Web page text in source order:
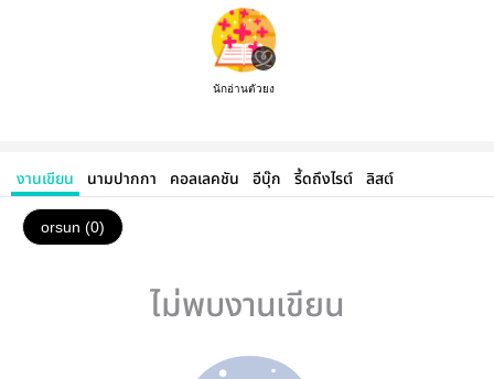
นักอ่านตัวยง
งานเขียน นามปากกา คอลเลคชัน อีบุ๊ก รี้ดถึงไรต์ ลิสต์
orsun (0)
ไม่พบงานเขียน